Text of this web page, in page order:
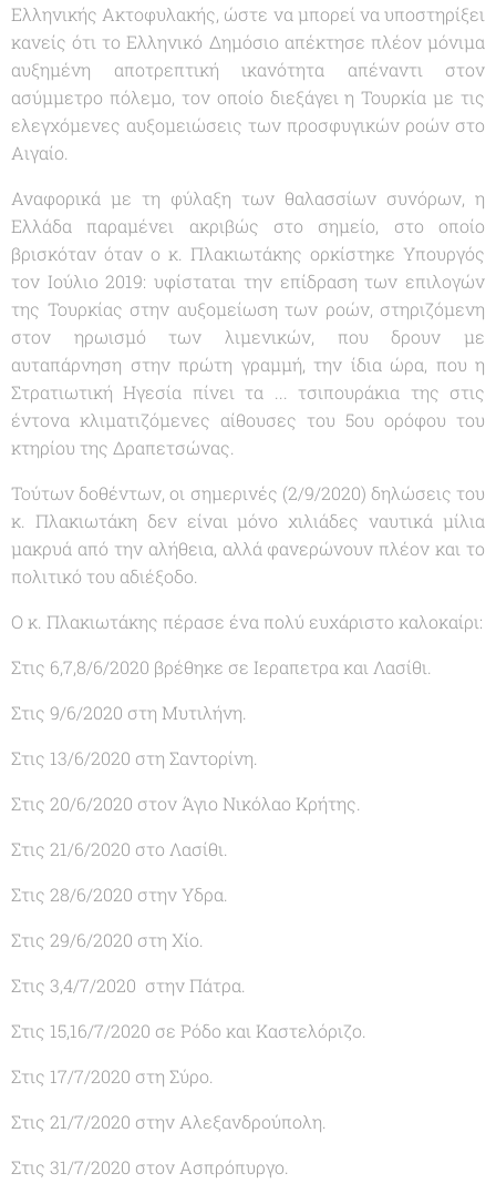
Ελληνικής Ακτοφυλακής, ώστε να μπορεί να υποστηρίξει
κανείς ότι το Ελληνικό Δημόσιο απέκτησε πλέον μόνιμα
αυξημένη αποτρεπτική ικανότητα απέναντι στον
ασύμμετρο πόλεμο, τον οποίο διεξάγει η Τουρκία με τις
ελεγχόμενες αυξομειώσεις των προσφυγικών ροών στο
Αιγαίο.
Αναφορικά με τη φύλαξη των θαλασσίων συνόρων, η
Ελλάδα παραμένει ακριβώς στο σημείο, στο οποίο
βρισκόταν όταν ο κ. Πλακιωτάκης ορκίστηκε Υπουργός
τον Ιούλιο 2019: υφίσταται την επίδραση των επιλογών
της Τουρκίας στην αυξομείωση των ροών, στηριζόμενη
στον ηρωισμό των λιμενικών, που δρουν με
αυταπάρνηση στην πρώτη γραμμή, την ίδια ώρα, που η
Στρατιωτική Ηγεσία πίνει τα ... τσιπουράκια της στις
έντονα κλιματιζόμενες αίθουσες του 5ου ορόφου του
κτηρίου της Δραπετσώνας.
Τούτων δοθέντων, οι σημερινές (2/9/2020) δηλώσεις του
κ. Πλακιωτάκη δεν είναι μόνο χιλιάδες ναυτικά μίλια
μακρυά από την αλήθεια, αλλά φανερώνουν πλέον και το
πολιτικό του αδιέξοδο.
Ο κ. Πλακιωτάκης πέρασε ένα πολύ ευχάριστο καλοκαίρι:
Στις 6,7,8/6/2020 βρέθηκε σε Ιεραπετρα και Λασίθι.
Στις 9/6/2020 στη Μυτιλήνη.
Στις 13/6/2020 στη Σαντορίνη.
Στις 20/6/2020 στον Άγιο Νικόλαο Κρήτης.
Στις 21/6/2020 στο Λασίθι.
Στις 28/6/2020 στην Υδρα.
Στις 29/6/2020 στη Χίο.
Στις 3,4/7/2020 στην Πάτρα.
Στις 15,16/7/2020 σε Ρόδο και Καστελόριζο.
Στις 17/7/2020 στη Σύρο.
Στις 21/7/2020 στην Αλεξανδρούπολη.
Στις 31/7/2020 στον Ασπρόπυργο.